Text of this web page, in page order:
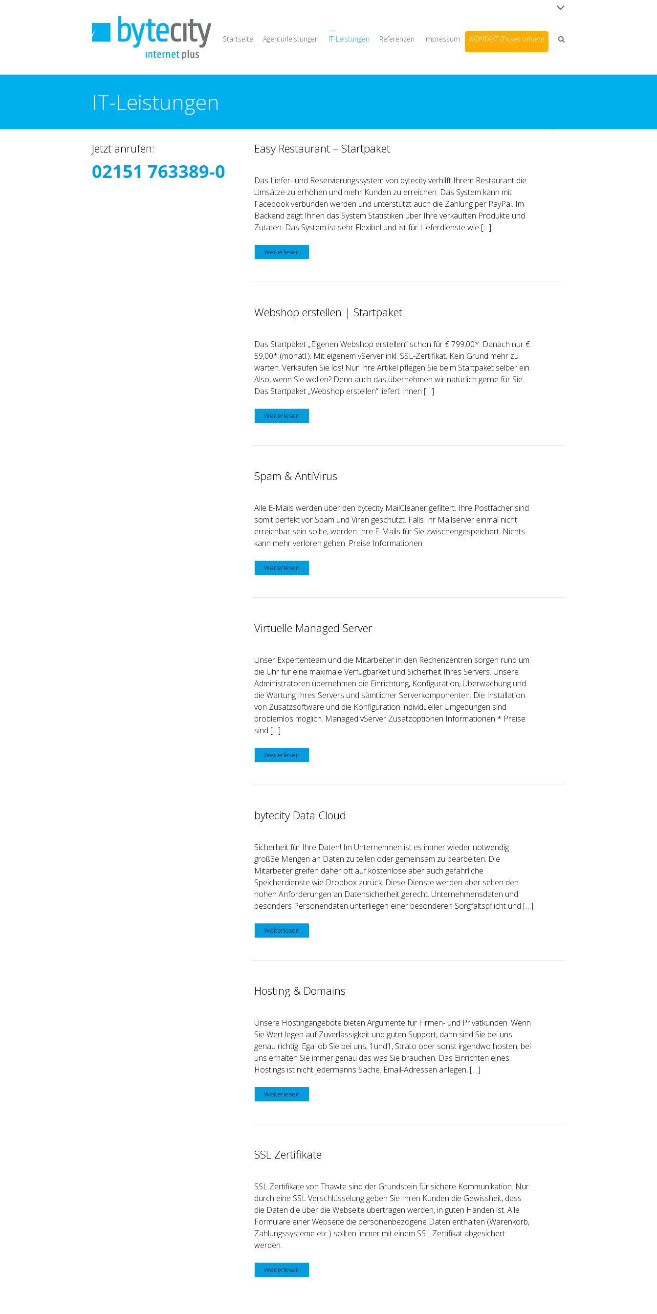
Startseite Agenturleistungen IT-Leistungen Referenzen Impressum KONTAKT (Ticket öffnen)
IT-Leistungen
Easy Restaurant – Startpaket
Das Liefer- und Reservierungssystem von bytecity verhilft Ihrem Restaurant die
Umsätze zu erhöhen und mehr Kunden zu erreichen. Das System kann mit
Facebook verbunden werden und unterstützt auch die Zahlung per PayPal. Im
Backend zeigt Ihnen das System Statistiken über Ihre verkauften Produkte und
Zutaten. Das System ist sehr Flexibel und ist für Lieferdienste wie […]
Weiterlesen
Webshop erstellen | Startpaket
Das Startpaket „Eigenen Webshop erstellen“ schon für € 799,00*. Danach nur €
59,00* (monatl.). Mit eigenem vServer inkl. SSL-Zertifikat. Kein Grund mehr zu
warten. Verkaufen Sie los! Nur Ihre Artikel pflegen Sie beim Startpaket selber ein.
Also, wenn Sie wollen? Denn auch das übernehmen wir natürlich gerne für Sie.
Das Startpaket „Webshop erstellen“ liefert Ihnen […]
Weiterlesen
Spam & AntiVirus
Alle E-Mails werden über den bytecity MailCleaner gefiltert. Ihre Postfächer sind
somit perfekt vor Spam und Viren geschützt. Falls Ihr Mailserver einmal nicht
erreichbar sein sollte, werden Ihre E-Mails für Sie zwischengespeichert. Nichts
kann mehr verloren gehen. Preise Informationen
Weiterlesen
Virtuelle Managed Server
Unser Expertenteam und die Mitarbeiter in den Rechenzentren sorgen rund um
die Uhr für eine maximale Verfügbarkeit und Sicherheit Ihres Servers. Unsere
Administratoren übernehmen die Einrichtung, Konfiguration, Überwachung und
die Wartung Ihres Servers und sämtlicher Serverkomponenten. Die Installation
von Zusatzsoftware und die Konfiguration individueller Umgebungen sind
problemlos möglich. Managed vServer Zusatzoptionen Informationen * Preise
sind […]
Weiterlesen
bytecity Data Cloud
Sicherheit für Ihre Daten! Im Unternehmen ist es immer wieder notwendig
groß3e Mengen an Daten zu teilen oder gemeinsam zu bearbeiten. Die
Mitarbeiter greifen daher oft auf kostenlose aber auch gefährliche
Speicherdienste wie Dropbox zurück. Diese Dienste werden aber selten den
hohen Anforderungen an Datensicherheit gerecht. Unternehmensdaten und
besonders Personendaten unterliegen einer besonderen Sorgfaltspflicht und […]
Weiterlesen
Hosting & Domains
Unsere Hostingangebote bieten Argumente für Firmen- und Privatkunden. Wenn
Sie Wert legen auf Zuverlässigkeit und guten Support, dann sind Sie bei uns
genau richtig. Egal ob Sie bei uns, 1und1, Strato oder sonst irgendwo hosten, bei
uns erhalten Sie immer genau das was Sie brauchen. Das Einrichten eines
Hostings ist nicht jedermanns Sache. Email-Adressen anlegen, […]
Weiterlesen
SSL Zertifikate
SSL Zertifikate von Thawte sind der Grundstein für sichere Kommunikation. Nur
durch eine SSL Verschlüsselung geben Sie Ihren Kunden die Gewissheit, dass
die Daten die über die Webseite übertragen werden, in guten Händen ist. Alle
Formulare einer Webseite die personenbezogene Daten enthalten (Warenkorb,
Zahlungssysteme etc.) sollten immer mit einem SSL Zertifikat abgesichert
werden.
Weiterlesen
Jetzt anrufen:
02151 763389-0